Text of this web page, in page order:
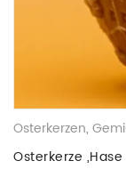
Osterkerzen, Gemischte
Osterkerze